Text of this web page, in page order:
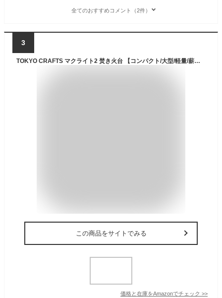
全てのおすすめコメント（2件）
3
TOKYO CRAFTS マクライト2 焚き火台 【コンパクト/大型/軽量/薪割り不要/組み立て簡単/ゴトク付き】 ソロ ファミリー 焚火調理 火力調整不要
この商品をサイトでみる
価格と在庫をAmazonでチェック >>